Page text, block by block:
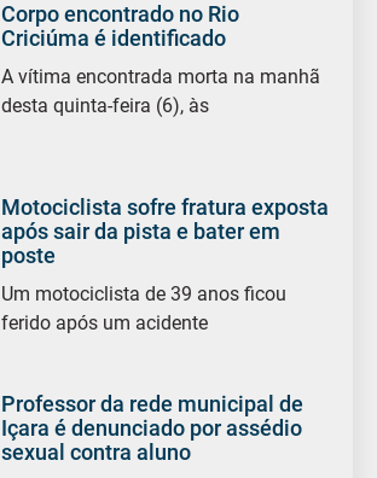
Corpo encontrado no Rio
Criciúma é identificado
A vítima encontrada morta na manhã
desta quinta-feira (6), às
Motociclista sofre fratura exposta
após sair da pista e bater em
poste
Um motociclista de 39 anos ficou
ferido após um acidente
Professor da rede municipal de
Içara é denunciado por assédio
sexual contra aluno